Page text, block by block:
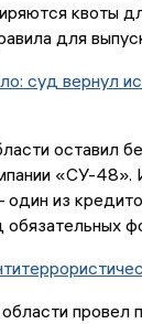
квоты
для
суд вернул
оставил
«СУ-48».
из
обязательных
провел